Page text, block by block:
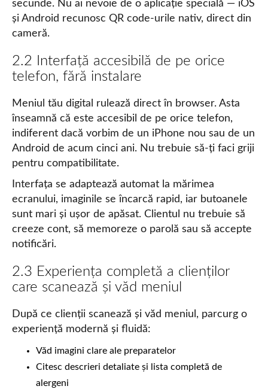
secunde. Nu ai nevoie de o aplicație specială — iOS
și Android recunosc QR code-urile nativ, direct din
cameră.
2.2 Interfață accesibilă de pe orice
telefon, fără instalare
Meniul tău digital rulează direct în browser. Asta
înseamnă că este accesibil de pe orice telefon,
indiferent dacă vorbim de un iPhone nou sau de un
Android de acum cinci ani. Nu trebuie să-ți faci griji
pentru compatibilitate.
Interfața se adaptează automat la mărimea
ecranului, imaginile se încarcă rapid, iar butoanele
sunt mari și ușor de apăsat. Clientul nu trebuie să
creeze cont, să memoreze o parolă sau să accepte
notificări.
2.3 Experiența completă a clienților
care scanează și văd meniul
După ce clienții scanează și văd meniul, parcurg o
experiență modernă și fluidă:
Văd imagini clare ale preparatelor
Citesc descrieri detaliate și lista completă de
alergeni